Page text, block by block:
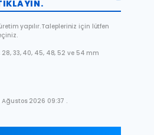
yapılır. Talepleriniz için lütfen
33, 40, 45, 48, 52 ve 54 mm
2026 09:37 .